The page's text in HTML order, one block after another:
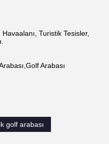
Turistik Tesisler,
Arabası
golf arabası